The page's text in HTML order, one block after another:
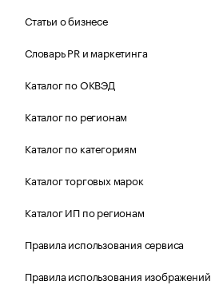
Статьи о бизнесе
Словарь PR и маркетинга
Каталог по ОКВЭД
Каталог по регионам
Каталог по категориям
Каталог торговых марок
Каталог ИП по регионам
Правила использования сервиса
Правила использования изображений